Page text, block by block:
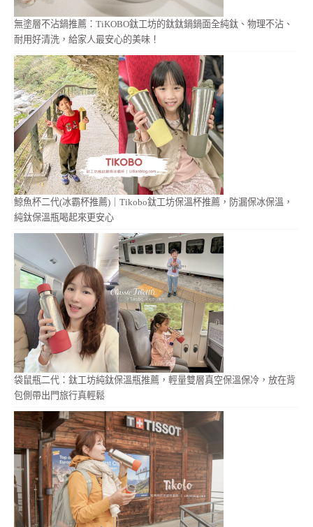
無塗層不沾鍋推薦：TiKOBO鈦工坊的鈦鈦鍋鍋面全純鈦、物理不沾、
耐用好清洗，給家人最安心的美味！
鯨魚杯二代(冰霸杯推薦)｜Tikobo鈦工坊保溫杯推薦，防漏保冰保溫，
純鈦保溫瓶喝起來更安心
袋鼠瓶二代：鈦工坊純鈦保溫瓶推薦，輕量雙層真空保溫保冷，放在背
包側帶出門旅行真輕鬆